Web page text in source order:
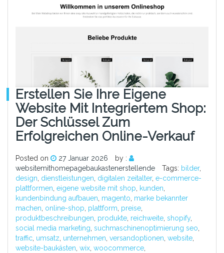
Erstellen Sie Ihre Eigene
Website Mit Integriertem Shop:
Der Schlüssel Zum
Erfolgreichen Online-Verkauf
Posted on 27 Januar 2026
by :
websitemithomepagebaukastenerstellende
Tags: bilder,
design dienstleistungen digitalen zeitalter, e-commerce-
plattformen eigene website mit shop kunden
kundenbindung aufbauen magento marke bekannter
machen online-shop plattform preise
produktbeschreibungen produkte reichweite shopify,
social media marketing suchmaschinenoptimierung seo
traffic umsatz unternehmen versandoptionen website
website-baukästen wix woocommerce